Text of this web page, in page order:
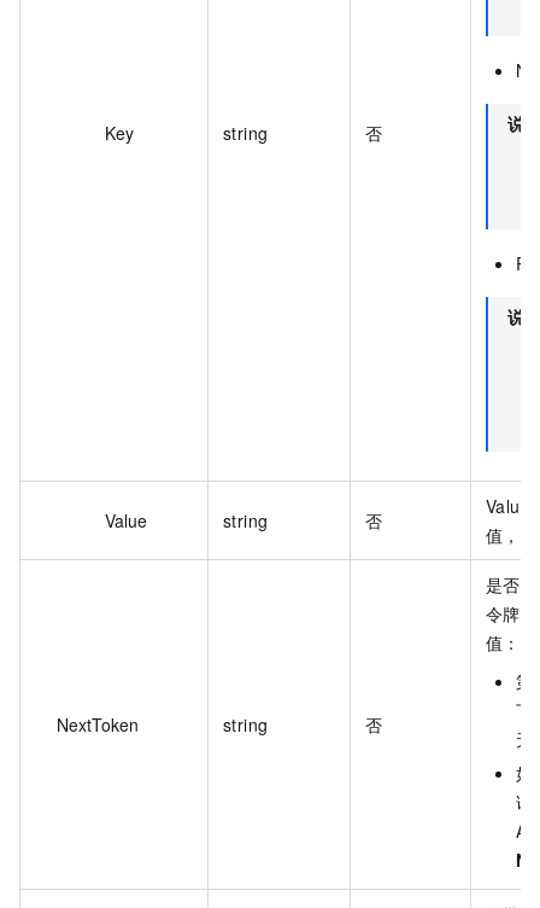
Key string 否 说明
说明
Value string 否
Value
值，
NextToken string 否
是否
令牌
值：
第
下
无
如
询